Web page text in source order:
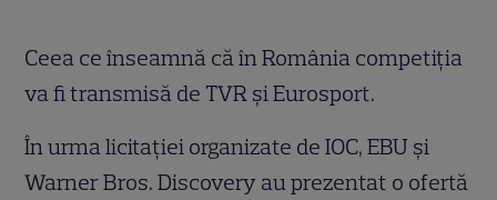
Ceea ce înseamnă că în România competiția
va fi transmisă de TVR și Eurosport.
În urma licitației organizate de IOC, EBU și
Warner Bros. Discovery au prezentat o ofertă